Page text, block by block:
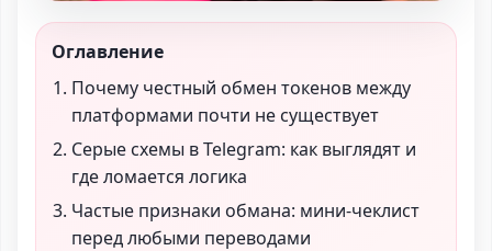
Оглавление
Почему честный обмен токенов между
платформами почти не существует
Серые схемы в Telegram: как выглядят и
где ломается логика
Частые признаки обмана: мини-чеклист
перед любыми переводами